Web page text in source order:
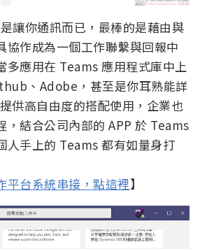
讓你通訊而已，最棒的是藉由與
協作成為一個工作聯繫與回報中
多應用在 Teams 應用程式庫中上
、Adobe，甚至是你耳熟能詳
供高自由度的搭配使用，企業也
，結合公司內部的 APP 於 Teams
人手上的 Teams 都有如量身打
平台系統串接，點這裡】